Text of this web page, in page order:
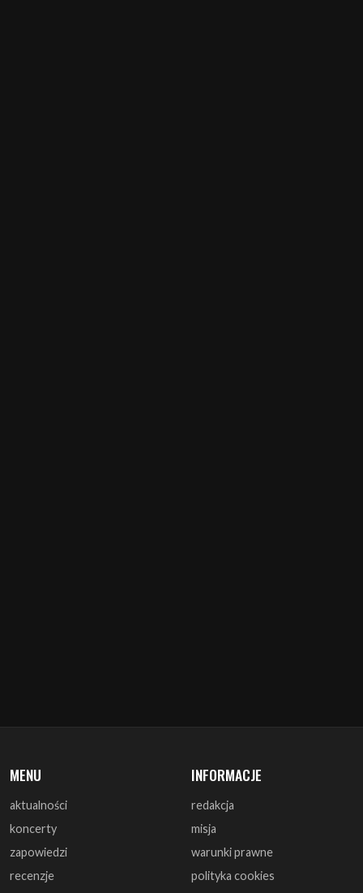
aktualności
zapowiedzi
recenzje
zagrali
monografie
artykuły
redakcja
warunki prawne
polityka cookies
reklama
współpraca
kontakt